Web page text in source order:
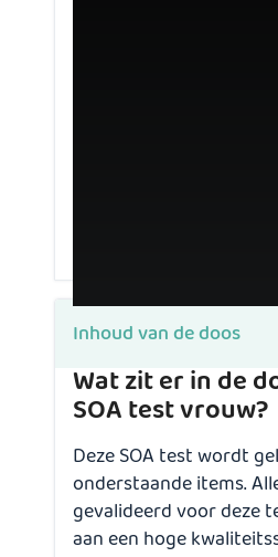
Inhoud van de doos
Wat zit er in de
SOA test vrouw?
Deze SOA test wordt
onderstaande items.
gevalideerd voor deze
aan een hoge